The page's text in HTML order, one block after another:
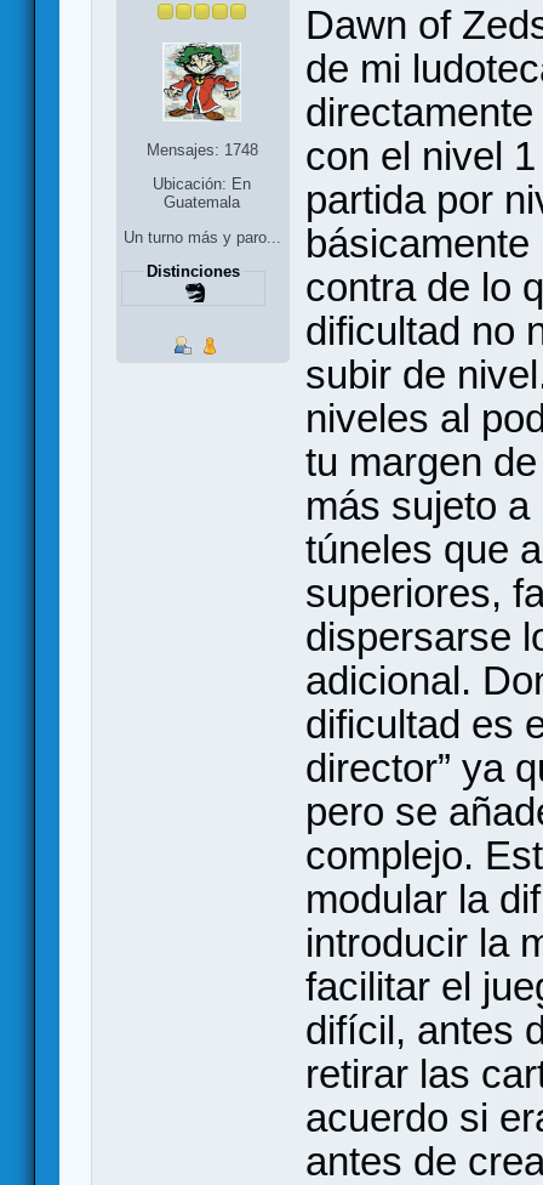
Mensajes: 1748
Ubicación: En
Guatemala
Un turno más y paro...
Distinciones
Dawn of
de mi
con el nivel
partida por
contra de lo
dificultad no
subir de
niveles al
tu margen
más sujeto
túneles que
superiores,
dispersarse
adicional.
dificultad es
director” ya
pero se
complejo.
modular la
introducir la
facilitar el
difícil, antes
retirar las
acuerdo si
antes de